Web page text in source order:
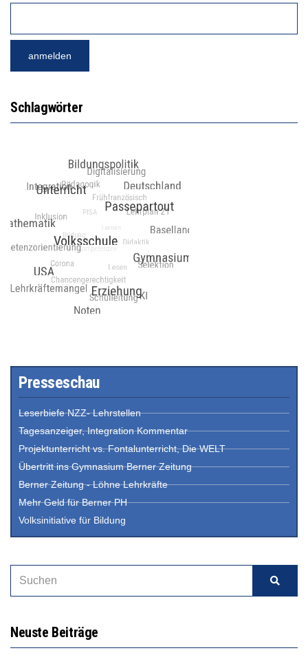
Schlagwörter
Presseschau
Leserbiefe NZZ- Lehrstellen
Tagesanzeiger, Integration Kommentar
Projektunterricht vs. Fontalunterricht, Die WELT
Übertritt ins Gymnasium Berner Zeitung
Berner Zeitung - Löhne Lehrkräfte
Mehr Geld für Berner PH
Volksinitiative für Bildung
Neuste Beiträge